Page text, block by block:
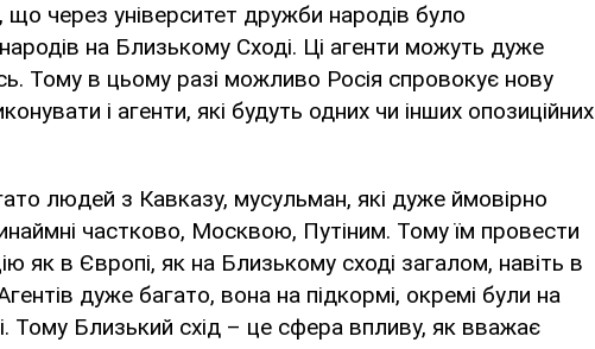
через університет дружби народів було
на Близькому Сході. Ці агенти можуть дуже
Тому в цьому разі можливо Росія спровокує нову
і агенти, які будуть одних чи інших опозиційних
людей з Кавказу, мусульман, які дуже ймовірно
частково, Москвою, Путіним. Тому їм провести
як в Європі, як на Близькому сході загалом, навіть в
дуже багато, вона на підкормі, окремі були на
Тому Близький схід – це сфера впливу, як вважає